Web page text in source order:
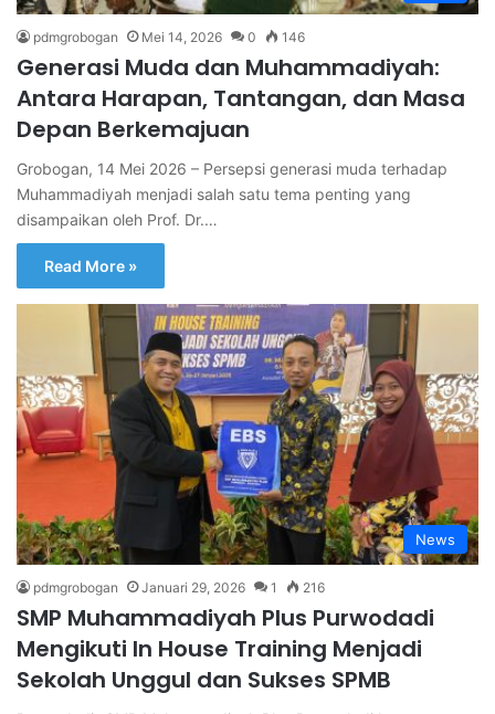
pdmgrobogan Mei 14, 2026 0 146
Generasi Muda dan Muhammadiyah:
Antara Harapan, Tantangan, dan Masa
Depan Berkemajuan
Grobogan, 14 Mei 2026 – Persepsi generasi muda terhadap
Muhammadiyah menjadi salah satu tema penting yang
disampaikan oleh Prof. Dr.…
Read More »
News
pdmgrobogan Januari 29, 2026 1 216
SMP Muhammadiyah Plus Purwodadi
Mengikuti In House Training Menjadi
Sekolah Unggul dan Sukses SPMB